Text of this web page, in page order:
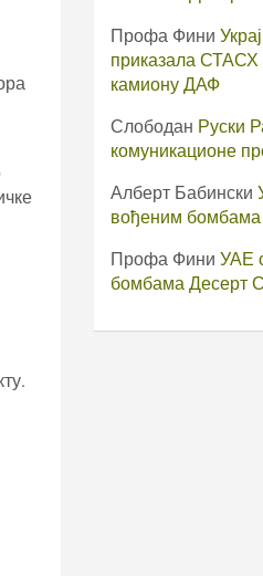
Профа Фини
приказала
камиону ДАФ
Слободан Руски
комуникационе
Алберт Бабински
вођеним бомбама
Профа Фини УАЕ
бомбама Десерт